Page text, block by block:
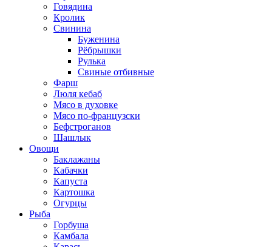
Говядина
Кролик
Свинина
Буженина
Рёбрышки
Рулька
Свиные отбивные
Фарш
Люля кебаб
Мясо в духовке
Мясо по-французски
Бефстроганов
Шашлык
Овощи
Баклажаны
Кабачки
Капуста
Картошка
Огурцы
Рыба
Горбуша
Камбала